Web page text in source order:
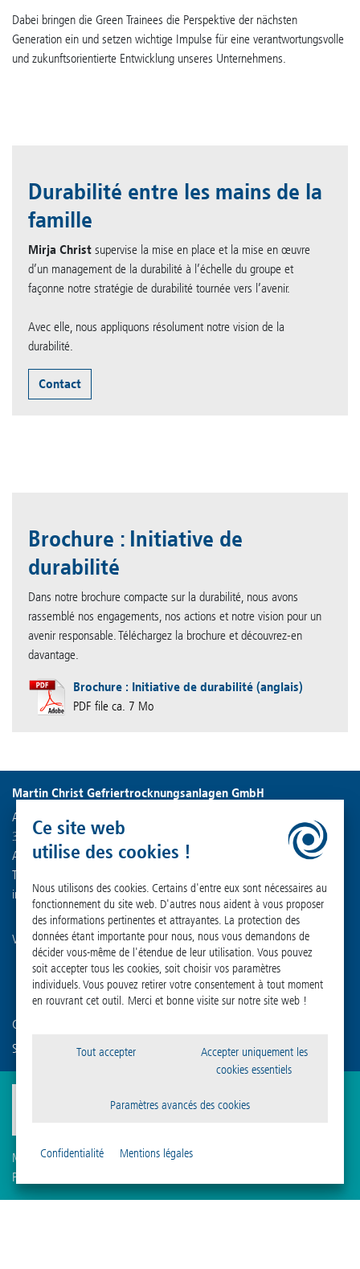
Dabei bringen die Green Trainees die Perspektive der nächsten
Generation ein und setzen wichtige Impulse für eine verantwortungsvolle
und zukunftsorientierte Entwicklung unseres Unternehmens.
Durabilité entre les mains de la
famille
Mirja Christ supervise la mise en place et la mise en œuvre
d’un management de la durabilité à l’échelle du groupe et
façonne notre stratégie de durabilité tournée vers l’avenir.
Avec elle, nous appliquons résolument notre vision de la
durabilité.
Contact
Brochure : Initiative de
durabilité
Dans notre brochure compacte sur la durabilité, nous avons
rassemblé nos engagements, nos actions et notre vision pour un
avenir responsable. Téléchargez la brochure et découvrez-en
davantage.
Brochure : Initiative de durabilité (anglais)
PDF file ca. 7 Mo
Martin Christ Gefriertrocknungsanlagen GmbH
An der Unteren Söse 50
37520 Osterode am Harz
Allemagne
Tél. : +49 (0) 55 22 50 07-0
info
@martinchrist.de
Visitez nos autres canaux :
Connaissez-vous déjà notre société sœur ?
Sigma Laborzentrifugen GmbH
Mentions légalesProtection des données
Paramètres des cookies
Ce site web
utilise des cookies !
Nous utilisons des cookies. Certains d'entre eux sont nécessaires au
fonctionnement du site web. D'autres nous aident à vous proposer
des informations pertinentes et attrayantes. La protection des
données étant importante pour nous, nous vous demandons de
décider vous-même de l'étendue de leur utilisation. Vous pouvez
soit accepter tous les cookies, soit choisir vos paramètres
individuels. Vous pouvez retirer votre consentement à tout moment
en rouvrant cet outil. Merci et bonne visite sur notre site web !
Tout accepter
Accepter uniquement les
cookies essentiels
Paramètres avancés des cookies
Confidentialité Mentions légales